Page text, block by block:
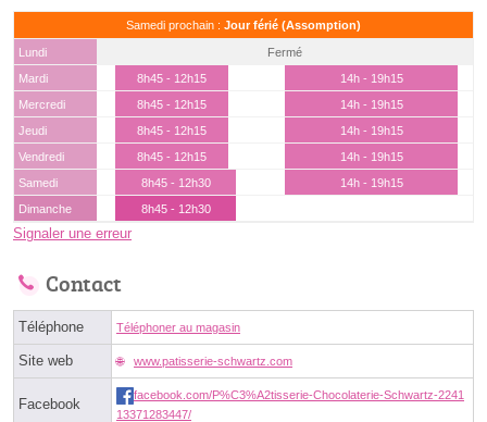
Samedi prochain : Jour férié (Assomption)
Lundi
Fermé
Mardi
8h45 - 12h15
14h - 19h15
Mercredi
8h45 - 12h15
14h - 19h15
Jeudi
8h45 - 12h15
14h - 19h15
Vendredi
8h45 - 12h15
14h - 19h15
Samedi
8h45 - 12h30
14h - 19h15
Dimanche
8h45 - 12h30
Signaler une erreur
Contact
Téléphone Téléphoner au magasin
Site web www.patisserie-schwartz.com
Facebook
facebook.com/P%C3%A2tisserie-Chocolaterie-Schwartz-2241
13371283447/